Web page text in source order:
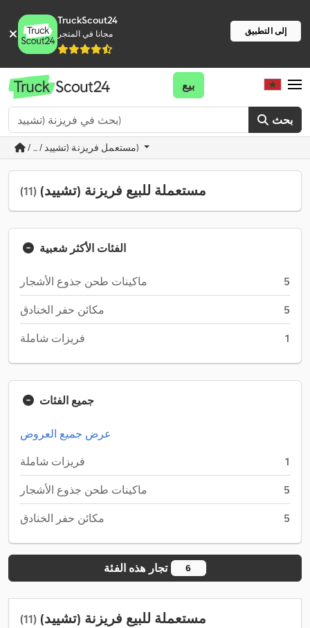
TruckScout24
مجانا في المتجر إلى التطبيق
بحث
بيع
/ ... / مستعمل فريزنة (تشييد)
مستعملة للبيع فريزنة (تشييد) (11)
الفئات الأكثر شعبية
ماكينات طحن جذوع الأشجار 5
مكائن حفر الخنادق 5
فريزات شاملة 1
جميع الفئات
عرض جميع العروض
فريزات شاملة
1
ماكينات طحن جذوع الأشجار 5
مكائن حفر الخنادق 5
تجار هذه الفئة 6
مستعملة للبيع فريزنة (تشييد) (11)